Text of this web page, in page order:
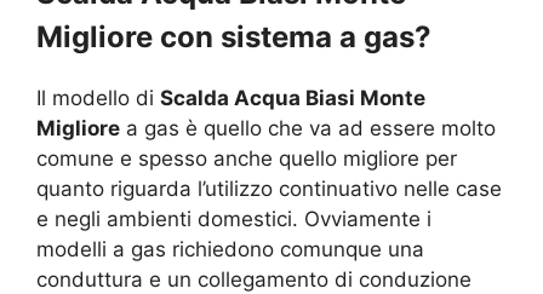
Migliore con sistema a gas?
Il modello di Scalda Acqua Biasi Monte
Migliore a gas è quello che va ad essere molto
comune e spesso anche quello migliore per
quanto riguarda l’utilizzo continuativo nelle case
e negli ambienti domestici. Ovviamente i
modelli a gas richiedono comunque una
conduttura e un collegamento di conduzione